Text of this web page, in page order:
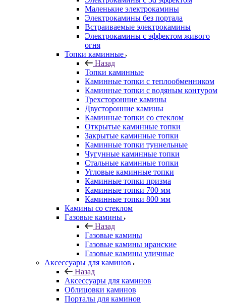
Маленькие электрокамины
Электрокамины без портала
Встраиваемые электрокамины
Электрокамины с эффектом живого
огня
Топки каминные
Назад
Топки каминные
Каминные топки с теплообменником
Каминные топки с водяным контуром
Трехсторонние камины
Двусторонние камины
Каминные топки со стеклом
Открытые каминные топки
Закрытые каминные топки
Каминные топки туннельные
Чугунные каминные топки
Стальные каминные топки
Угловые каминные топки
Каминные топки призма
Каминные топки 700 мм
Каминные топки 800 мм
Камины со стеклом
Газовые камины
Назад
Газовые камины
Газовые камины иранские
Газовые камины уличные
Аксессуары для каминов
Назад
Аксессуары для каминов
Облицовки каминов
Порталы для каминов